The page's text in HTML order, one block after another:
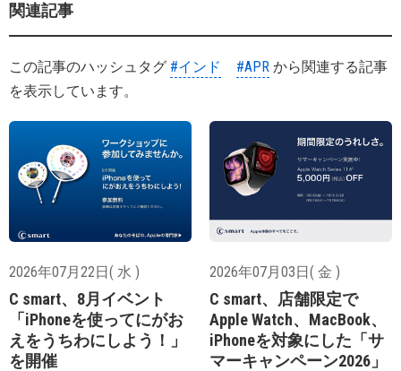
関連記事
この記事のハッシュタグ #インド #APR から関連する記事
を表示しています。
2026年07月22日( 水 )
C smart、8月イベント
「iPhoneを使ってにがお
えをうちわにしよう！」
を開催
2026年07月03日( 金 )
C smart、店舗限定で
Apple Watch、MacBook、
iPhoneを対象にした「サ
マーキャンペーン2026」